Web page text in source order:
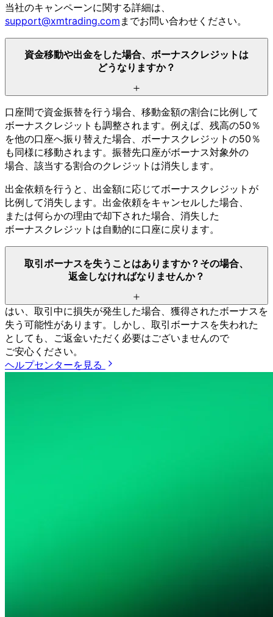
当社のキャンペーンに関する詳細は、
support@xmtrading.com までお問い合わせください。
資金移動や出金を した場合、 ボーナスクレジットは
どうなりますか？
口座間で資金振替を行う 場合、 移動金額の割合に比例して
ボーナスクレジットも調整されます。 例えば、 残高の50％
を他の口座へ振り替えた場合、 ボーナスクレジットの50％
も同様に移動されます。 振替先口座がボーナス対象外の
場合、 該当する割合のクレジットは消失します。
出金依頼を行うと、 出金額に応じてボーナスクレジットが
比例して消失します。 出金依頼をキャンセルした場合、
または何らかの理由で却下された場合、 消失した
ボーナスクレジットは自動的に口座に戻ります。
取引ボーナスを失う ことはありますか？ その場合、
返金しなければなりませんか？
はい、 取引中に損失が発生した場合、 獲得されたボーナスを
失う 可能性があります。 しかし、 取引ボーナスを失われた
としても、 ご返金いただく 必要はございませんので
ご安心ください。
ヘルプセンターを見る